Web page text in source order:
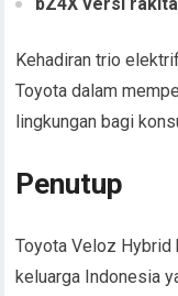
bZ4X versi
Kehadiran trio
Toyota dalam
lingkungan bagi
Penutup
Toyota Veloz
keluarga Indonesia